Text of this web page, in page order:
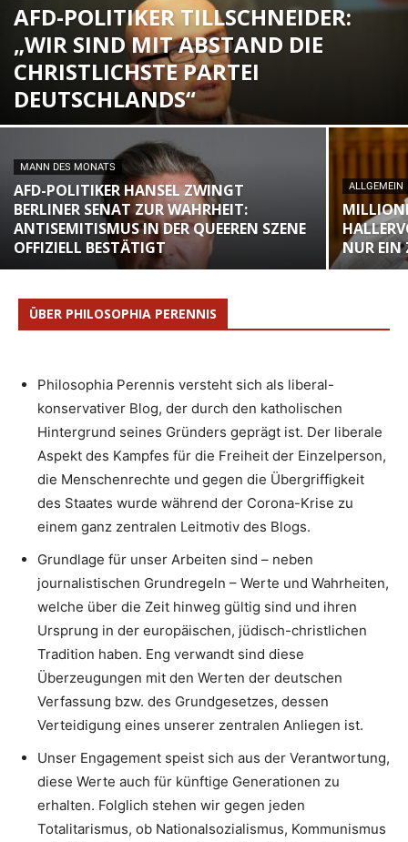
AFD-POLITIKER TILLSCHNEIDER:
„WIR SIND MIT ABSTAND DIE
CHRISTLICHSTE PARTEI
DEUTSCHLANDS“
MANN DES MONATS
AFD-POLITIKER HANSEL ZWINGT
BERLINER SENAT ZUR WAHRHEIT:
ANTISEMITISMUS IN DER QUEEREN SZENE
OFFIZIELL BESTÄTIGT
ALLGEMEIN
NUR EIN
ÜBER PHILOSOPHIA PERENNIS
Philosophia Perennis versteht sich als liberal-
konservativer Blog, der durch den katholischen
Hintergrund seines Gründers geprägt ist. Der liberale
Aspekt des Kampfes für die Freiheit der Einzelperson,
die Menschenrechte und gegen die Übergriffigkeit
des Staates wurde während der Corona-Krise zu
einem ganz zentralen Leitmotiv des Blogs.
Grundlage für unser Arbeiten sind – neben
journalistischen Grundregeln – Werte und Wahrheiten,
welche über die Zeit hinweg gültig sind und ihren
Ursprung in der europäischen, jüdisch-christlichen
Tradition haben. Eng verwandt sind diese
Überzeugungen mit den Werten der deutschen
Verfassung bzw. des Grundgesetzes, dessen
Verteidigung eines unserer zentralen Anliegen ist.
Unser Engagement speist sich aus der Verantwortung,
diese Werte auch für künftige Generationen zu
erhalten. Folglich stehen wir gegen jeden
Totalitarismus, ob Nationalsozialismus, Kommunismus